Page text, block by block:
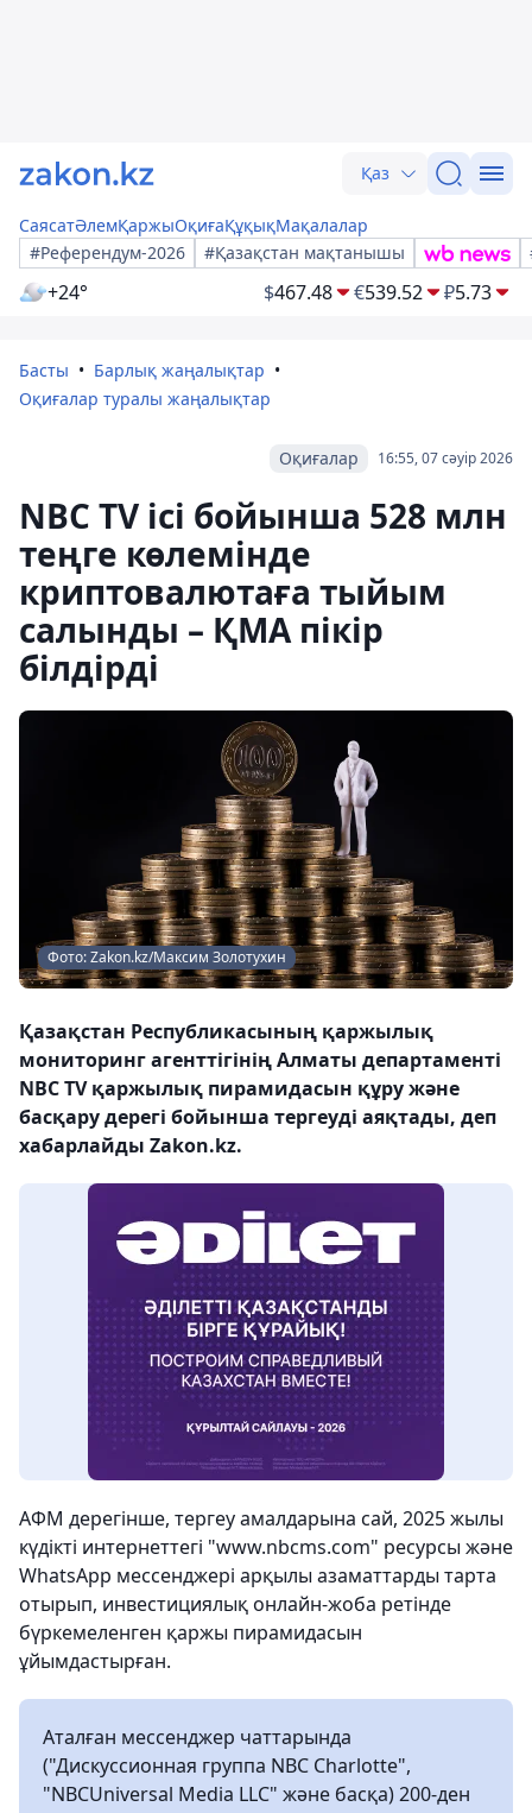
Қаз
СаясатӘлемҚаржыОқиғаҚұқықМақалалар
#Референдум-2026
#Қазақстан мақтанышы
+24° $467.48 €539.52 ₽5.73
Басты
Барлық жаңалықтар
Оқиғалар туралы жаңалықтар
16:55, 07 сәуір 2026
Оқиғалар
NBC TV ісі бойынша 528 млн
теңге көлемінде
криптовалютаға тыйым
салынды – ҚМА пікір
білдірді
Фото: Zakon.kz/Максим Золотухин
Қазақстан Республикасының қаржылық
мониторинг агенттігінің Алматы департаменті
NBC TV қаржылық пирамидасын құру және
басқару дерегі бойынша тергеуді аяқтады, деп
хабарлайды Zakon.kz.
АФМ дерегінше, тергеу амалдарына сай, 2025 жылы
күдікті интернеттегі "www.nbcms.com" ресурсы және
WhatsApp мессенджері арқылы азаматтарды тарта
отырып, инвестициялық онлайн-жоба ретінде
бүркемеленген қаржы пирамидасын
ұйымдастырған.
Аталған мессенджер чаттарында
("Дискуссионная группа NBC Charlotte",
"NBCUniversal Media LLC" және басқа) 200-ден